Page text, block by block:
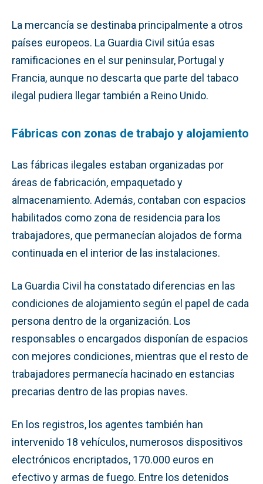
La mercancía se destinaba principalmente a otros
países europeos. La Guardia Civil sitúa esas
ramificaciones en el sur peninsular, Portugal y
Francia, aunque no descarta que parte del tabaco
ilegal pudiera llegar también a Reino Unido.
Fábricas con zonas de trabajo y alojamiento
Las fábricas ilegales estaban organizadas por
áreas de fabricación, empaquetado y
almacenamiento. Además, contaban con espacios
habilitados como zona de residencia para los
trabajadores, que permanecían alojados de forma
continuada en el interior de las instalaciones.
La Guardia Civil ha constatado diferencias en las
condiciones de alojamiento según el papel de cada
persona dentro de la organización. Los
responsables o encargados disponían de espacios
con mejores condiciones, mientras que el resto de
trabajadores permanecía hacinado en estancias
precarias dentro de las propias naves.
En los registros, los agentes también han
intervenido 18 vehículos, numerosos dispositivos
electrónicos encriptados, 170.000 euros en
efectivo y armas de fuego. Entre los detenidos